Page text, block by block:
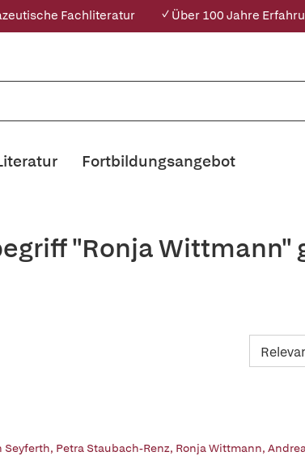
Fachliteratur ✓ Über 100 Jahre
Fortbildungsangebot
"Ronja Wittmann"
Seyferth, Petra Staubach-Renz, Ronja Wittmann,